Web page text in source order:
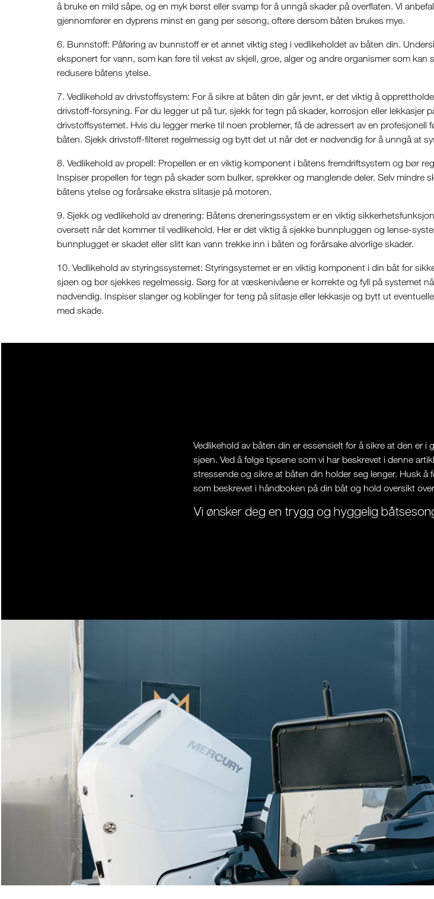
å bruke en mild såpe, og en myk børst eller svamp for å unngå skader på overflaten. Vi
gjennomfører en dyprens minst en gang per sesong, oftere dersom båten brukes mye.
6. Bunnstoff: Påføring av bunnstoff er et annet viktig steg i vedlikeholdet av båten din.
eksponert for vann, som kan føre til vekst av skjell, groe, alger og andre organismer som kan
redusere båtens ytelse.
7. Vedlikehold av drivstoffsystem: For å sikre at båten din går jevnt, er det viktig å
drivstoff-forsyning. Før du legger ut på tur, sjekk for tegn på skader, korrosjon eller lekkasjer
drivstoffsystemet. Hvis du legger merke til noen problemer, få de adressert av en profesjonell
båten. Sjekk drivstoff-filteret regelmessig og bytt det ut når det er nødvendig for å unngå at
8. Vedlikehold av propell: Propellen er en viktig komponent i båtens fremdriftsystem og bør
Inspiser propellen for tegn på skader som bulker, sprekker og manglende deler. Selv mindre
båtens ytelse og forårsake ekstra slitasje på motoren.
9. Sjekk og vedlikehold av drenering: Båtens dreneringssystem er en viktig
oversett når det kommer til vedlikehold. Her er det viktig å sjekke bunnpluggen og lense-
bunnplugget er skadet eller slitt kan vann trekke inn i båten og forårsake alvorlige skader.
10. Vedlikehold av styringssystemet: Styringsystemet er en viktig komponent i din båt for
sjøen og bør sjekkes regelmessig. Sørg for at væskenivåene er korrekte og fyll på systemet
nødvendig. Inspiser slanger og koblinger for teng på slitasje eller lekkasje og bytt ut
med skade.
Vedlikehold av båten din er essensielt for å sikre at den er
sjøen. Ved å følge tipsene som vi har beskrevet i denne
stressende og sikre at båten din holder seg lenger. Husk å
som beskrevet i håndboken på din båt og hold oversikt
Vi ønsker deg en trygg og hyggelig